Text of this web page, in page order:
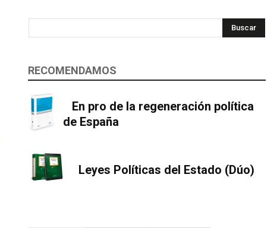
Buscar
RECOMENDAMOS
En pro de la regeneración política
de España
Leyes Políticas del Estado (Dúo)